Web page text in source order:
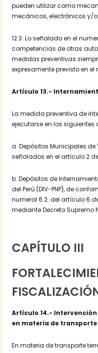
pueden utilizar como
mecánicos, electrónicos y/
12.3. Lo señalado en el
competencias de otras
medidas preventivas
expresamente previsto en
Artículo 13.-
La medida preventiva de
ejecutarse en los siguientes
a. Depósitos Municipales de
señalados en el artículo 2 de
b. Depósitos de
del Perú (DIV-PNP), de
numeral 6.2. del artículo 6
mediante Decreto Supremo
CAPÍTULO III
Artículo 14.- Intervención
en materia de transporte
En materia de transporte